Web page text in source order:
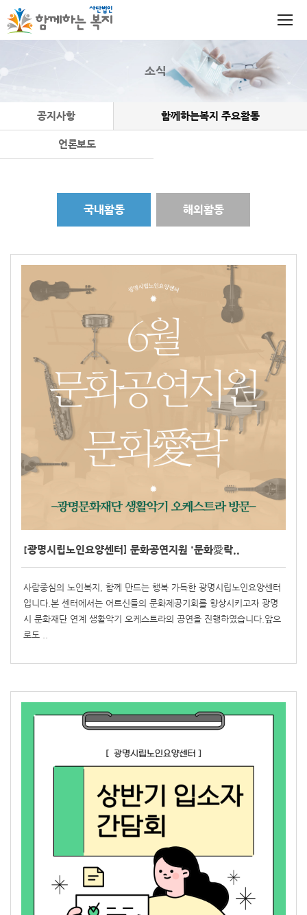
소식
공지사항 함께하는복지 주요활동
언론보도
국내활동 해외활동
[광명시립노인요양센터] 문화공연지원 '문화愛락..
사람중심의 노인복지, 함께 만드는 행복 가득한 광명시립노인요양센터
입니다.본 센터에서는 어르신들의 문화제공기회를 향상시키고자 광명
시 문화재단 연계 생활악기 오케스트라의 공연을 진행하였습니다.앞으
로도 ..